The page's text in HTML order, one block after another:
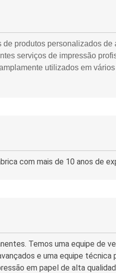
produtos personalizados
serviços de impressão
utilizados em
com mais de 10 anos de
Temos uma equipe de
e uma equipe
em papel de alta